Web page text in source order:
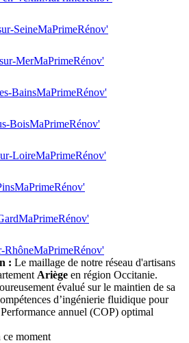
SeineMaPrimeRénov'
MerMaPrimeRénov'
BainsMaPrimeRénov'
BoisMaPrimeRénov'
LoireMaPrimeRénov'
MaPrimeRénov'
MaPrimeRénov'
RhôneMaPrimeRénov'
: Le maillage de notre réseau d'artisans
Ariège en région Occitanie.
évalué sur le maintien de sa
d’ingénierie fluidique pour
annuel (COP) optimal
ce moment